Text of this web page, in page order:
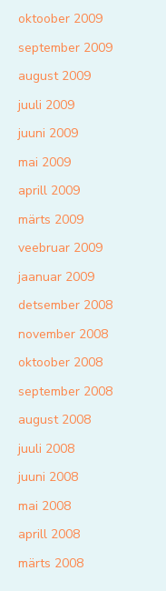
oktoober 2009
september 2009
august 2009
juuli 2009
juuni 2009
mai 2009
aprill 2009
märts 2009
veebruar 2009
jaanuar 2009
detsember 2008
november 2008
oktoober 2008
september 2008
august 2008
juuli 2008
juuni 2008
mai 2008
aprill 2008
märts 2008